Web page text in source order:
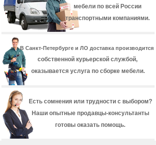
мебели по всей России
транспортными компаниями.
В Санкт-Петербурге и ЛО доставка производится
собственной курьерской службой,
оказывается услуга по сборке мебели.
Есть сомнения или трудности с выбором?
Наши опытные продавцы-консультанты
готовы оказать помощь.